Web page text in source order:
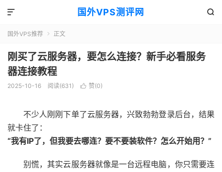
国外VPS测评网 

国外VPS推荐  正文
刚买了云服务器，要怎么连接？新手必看服务
器连接教程
2025-10-16 阅读(631)  赞(0)
不少人刚刚下单了云服务器，兴致勃勃登录后台，结果
就卡住了：
“我有IP了，但我要去哪连？要不要装软件？怎么开始用？”
别慌，其实云服务器就像是一台远程电脑，你只需要连